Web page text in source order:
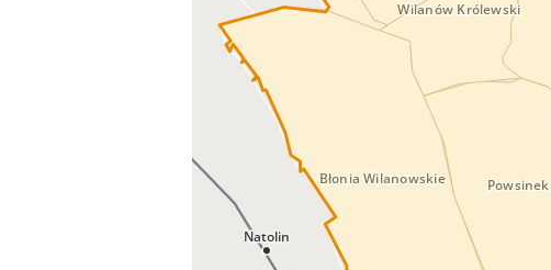
Natolin
Błonia Wilanowskie Powsinek
Wilanów Królewski